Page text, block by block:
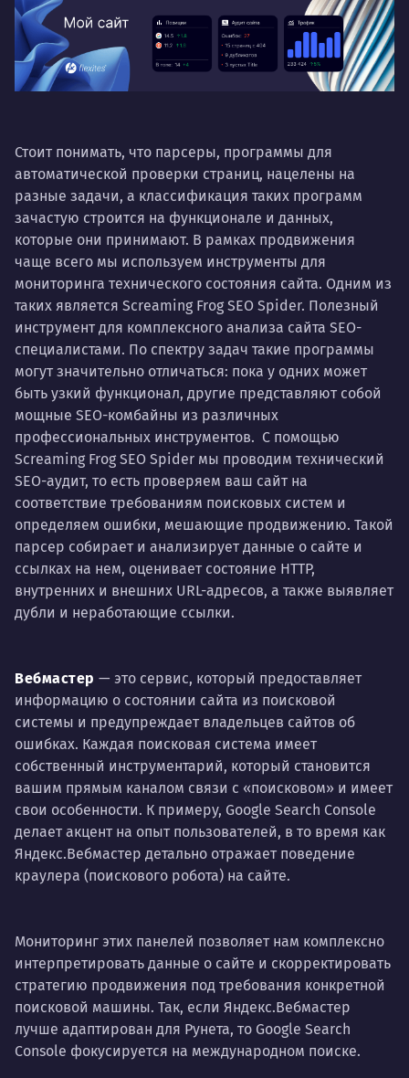
Стоит понимать, что парсеры, программы для
автоматической проверки страниц, нацелены на
разные задачи, а классификация таких программ
зачастую строится на функционале и данных,
которые они принимают. В рамках продвижения
чаще всего мы используем инструменты для
мониторинга технического состояния сайта. Одним из
таких является Screaming Frog SEO Spider. Полезный
инструмент для комплексного анализа сайта SEO-
специалистами. По спектру задач такие программы
могут значительно отличаться: пока у одних может
быть узкий функционал, другие представляют собой
мощные SEO-комбайны из различных
профессиональных инструментов. С помощью
Screaming Frog SEO Spider мы проводим технический
SEO-аудит, то есть проверяем ваш сайт на
соответствие требованиям поисковых систем и
определяем ошибки, мешающие продвижению. Такой
парсер собирает и анализирует данные о сайте и
ссылках на нем, оценивает состояние HTTP,
внутренних и внешних URL-адресов, а также выявляет
дубли и неработающие ссылки.
Вебмастер — это сервис, который предоставляет
информацию о состоянии сайта из поисковой
системы и предупреждает владельцев сайтов об
ошибках. Каждая поисковая система имеет
собственный инструментарий, который становится
вашим прямым каналом связи с «поисковом» и имеет
свои особенности. К примеру, Google Search Console
делает акцент на опыт пользователей, в то время как
Яндекс.Вебмастер детально отражает поведение
краулера (поискового робота) на сайте.
Мониторинг этих панелей позволяет нам комплексно
интерпретировать данные о сайте и скорректировать
стратегию продвижения под требования конкретной
поисковой машины. Так, если Яндекс.Вебмастер
лучше адаптирован для Рунета, то Google Search
Console фокусируется на международном поиске.